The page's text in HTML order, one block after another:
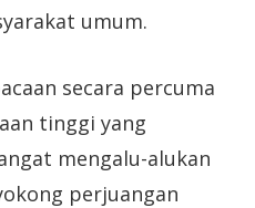
umum.
secara percuma
tinggi yang
mengalu-alukan
perjuangan